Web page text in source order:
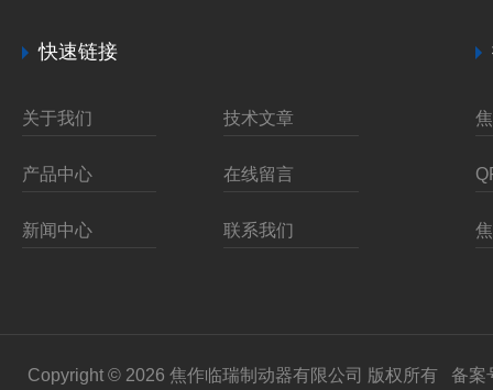
快速链接
关于我们 技术文章
产品中心 在线留言
新闻中心 联系我们
Copyright © 2026 焦作临瑞制动器有限公司 版权所有 备案